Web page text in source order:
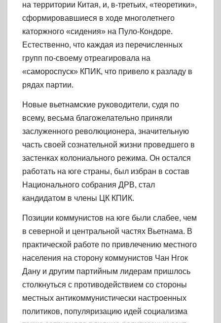
на территории Китая, и, в-третьих, «теоретики»,
сформировавшиеся в ходе многолетнего
каторжного «сидения» на Пуло-Кондоре.
Естественно, что каждая из перечисленных
групп по-своему отреагировала на
«самороспуск» КПИК, что привело к разладу в
рядах партии.
Новые вьетнамские руководители, судя по
всему, весьма благожелательно приняли
заслуженного революционера, значительную
часть своей сознательной жизни проведшего в
застенках колониального режима. Он остался
работать на юге страны, был избран в состав
Национального собрания ДРВ, стал
кандидатом в члены ЦК КПИК.
Позиции коммунистов на юге были слабее, чем
в северной и центральной частях Вьетнама. В
практической работе по привлечению местного
населения на сторону коммунистов Чан Нгок
Дану и другим партийным лидерам пришлось
столкнуться с противодействием со стороны
местных антикоммунистически настроенных
политиков, популяризацию идей социализма